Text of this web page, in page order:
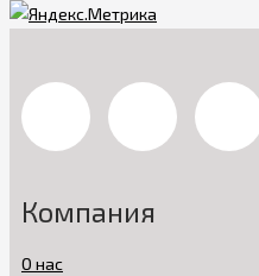
Компания
О нас